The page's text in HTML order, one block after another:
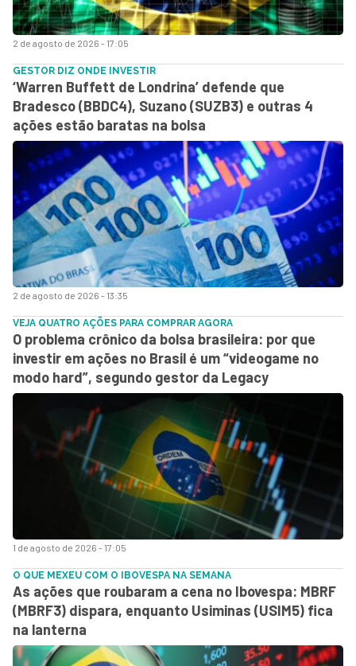
2 de agosto de 2026 - 17:05
2 de agosto de 2026 - 13:35
GESTOR DIZ ONDE INVESTIR
‘Warren Buffett de Londrina’ defende que
Bradesco (BBDC4), Suzano (SUZB3) e outras 4
ações estão baratas na bolsa
1 de agosto de 2026 - 17:05
VEJA QUATRO AÇÕES PARA COMPRAR AGORA
O problema crônico da bolsa brasileira: por que
investir em ações no Brasil é um “videogame no
modo hard”, segundo gestor da Legacy
O QUE MEXEU COM O IBOVESPA NA SEMANA
As ações que roubaram a cena no Ibovespa: MBRF
(MBRF3) dispara, enquanto Usiminas (USIM5) fica
na lanterna